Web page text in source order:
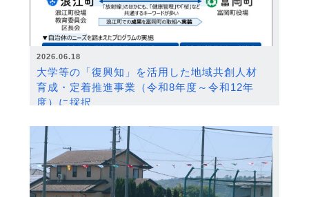
2026.06.18
大学等の「復興知」を活用した地域共創人材
育成・定着推進事業（令和8年度～令和12年
度）に採択